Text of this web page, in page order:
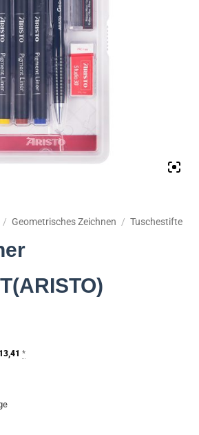
/ Geometrisches Zeichnen / Tuschestifte
13,41 *